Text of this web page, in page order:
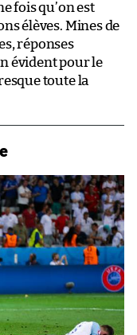
fois qu’on est
élèves. Mines de
réponses
évident pour le
toute la